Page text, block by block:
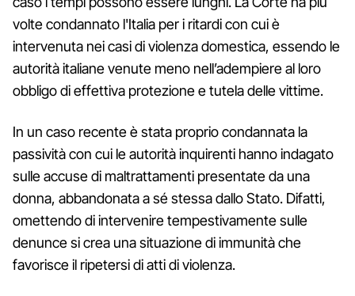
volte condannato l'Italia per i ritardi con cui è
intervenuta nei casi di violenza domestica, essendo le
autorità italiane venute meno nell’adempiere al loro
obbligo di effettiva protezione e tutela delle vittime.
In un caso recente è stata proprio condannata la
passività con cui le autorità inquirenti hanno indagato
sulle accuse di maltrattamenti presentate da una
donna, abbandonata a sé stessa dallo Stato. Difatti,
omettendo di intervenire tempestivamente sulle
denunce si crea una situazione di immunità che
favorisce il ripetersi di atti di violenza.